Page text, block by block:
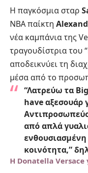
Η παγκόσμια σταρ
NBA παίκτη
νέα καμπάνια της
τραγουδίστρια του
αποδεικνύει τη
μέσα από το
“Λατρεύω τα
have αξεσουάρ
από απλά
κοινότητα,”
Η Donatella Versace